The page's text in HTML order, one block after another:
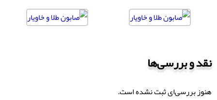
نقد و بررسی‌ها
هنوز بررسی‌ای ثبت نشده است.